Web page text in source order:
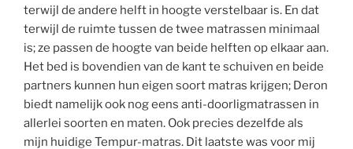
terwijl de andere helft in hoogte verstelbaar is. En dat
terwijl de ruimte tussen de twee matrassen minimaal
is; ze passen de hoogte van beide helften op elkaar aan.
Het bed is bovendien van de kant te schuiven en beide
partners kunnen hun eigen soort matras krijgen; Deron
biedt namelijk ook nog eens anti-doorligmatrassen in
allerlei soorten en maten. Ook precies dezelfde als
mijn huidige Tempur-matras. Dit laatste was voor mij